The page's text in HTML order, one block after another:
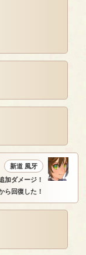
新道 風牙
加ダメージ！
ら回復した！